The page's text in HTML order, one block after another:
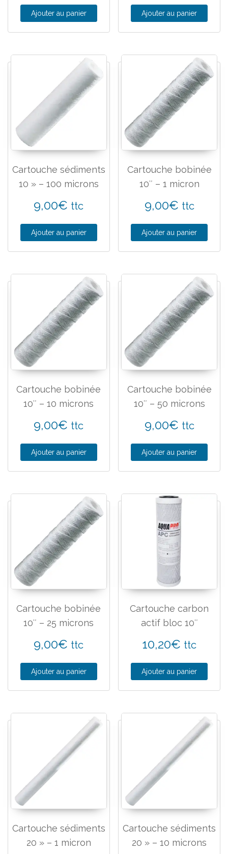
Ajouter au panier Ajouter au panier
Cartouche sédiments
10 » – 100 microns
9,00€ ttc
Ajouter au panier
Cartouche bobinée
10″ – 1 micron
9,00€ ttc
Ajouter au panier
Cartouche bobinée
10″ – 10 microns
9,00€ ttc
Ajouter au panier
Cartouche bobinée
10″ – 50 microns
9,00€ ttc
Ajouter au panier
Cartouche bobinée
10″ – 25 microns
9,00€ ttc
Ajouter au panier
Cartouche carbon
actif bloc 10″
10,20€ ttc
Ajouter au panier
Cartouche sédiments
20 » – 1 micron
Cartouche sédiments
20 » – 10 microns